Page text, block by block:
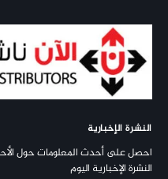
النشرة الإخبارية
احصل على أحدث المعلومات حول
النشرة الإخبارية اليوم